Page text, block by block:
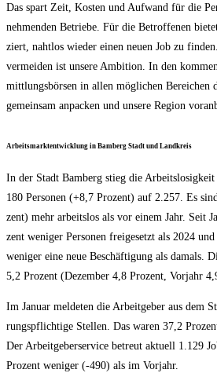
Das spart Zeit, Kos­ten und Auf­wand für die
neh­men­den Betrie­be. Für die Betrof­fe­nen
ziert, naht­los wie­der einen neu­en Job zu
ver­mei­den ist unse­re Ambi­ti­on. In den
mitt­lungs­bör­sen in allen mög­li­chen Berei­chen
gemein­sam anpa­cken und unse­re Regi­on
Arbeits­markt­ent­wick­lung in Bam­berg Stadt und Landkreis
In der Stadt Bam­berg stieg die
180 Per­so­nen (+8,7 Pro­zent) auf 2.257. Es
zent) mehr arbeits­los als vor einem Jahr. Seit
zent weni­ger Per­so­nen frei­ge­setzt als 2024
weni­ger eine neue Beschäf­ti­gung als damals.
5,2 Pro­zent (Dezem­ber 4,8 Pro­zent, Vor­jahr
Im Janu­ar mel­de­ten die Arbeit­ge­ber aus dem
rungs­pflich­ti­ge Stel­len. Das waren 37,2
Der Arbeit­ge­ber­ser­vice betreut aktu­ell 1.129
Pro­zent weni­ger (-490) als im Vorjahr.